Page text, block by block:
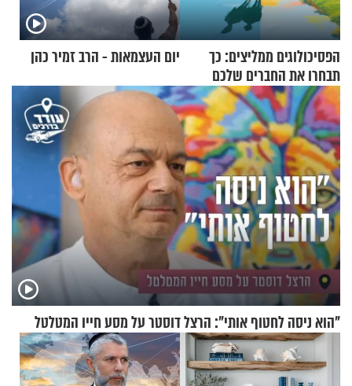
הפסיכולוגים ממליצים: כך
תבחרו את החברים שלכם
בחיים
יום העצמאות - הרב זמיר כהן
"הוא ניסה לחטוף אותי": הרצל דוסטר על מסע חייו המטלטל